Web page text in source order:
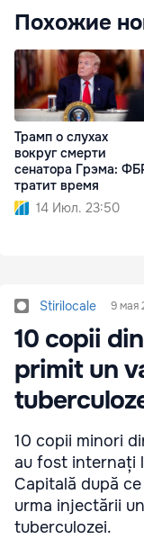
Похожие
Трамп о слухах
вокруг смерти
сенатора Грэма:
тратит время
14 Июл. 23:50
Stirilocale 9 мая
10 copii
primit un
10 copii minori
au fost internați
Capitală după
urma injectării
tuberculozei.